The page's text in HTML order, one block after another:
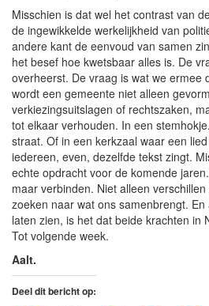
Misschien is dat wel het contrast van
de ingewikkelde werkelijkheid van
andere kant de eenvoud van samen
het besef hoe kwetsbaar alles is. De
overheerst. De vraag is wat we ermee
wordt een gemeente niet alleen
verkiezingsuitslagen of rechtszaken,
tot elkaar verhouden. In een
straat. Of in een kerkzaal waar een
iedereen, even, dezelfde tekst zingt.
echte opdracht voor de komende
maar verbinden. Niet alleen
zoeken naar wat ons samenbrengt.
laten zien, is het dat beide krachten in
Tot volgende week.
Aalt.
Deel dit bericht op: